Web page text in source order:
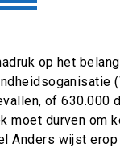
op het
of 630.000
moet durven om
Anders wijst